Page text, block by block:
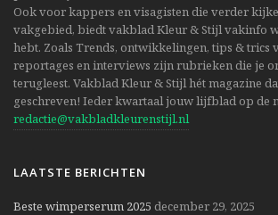
Ook voor kappers en visagisten die verder
vakgebied, biedt vakblad Kleur & Stijl vakinfo
hebt. Zoals Trends, ontwikkelingen, tips & trics
reportages en interviews zijn rubrieken die je
terugleest. Vakblad Kleur & Stijl hét magazine
geschreven! Ieder kwartaal jouw lijfblad op de
redactie@vakbladkleurenstijl.nl
LAATSTE BERICHTEN
Beste wimperserum 2025 december 29, 2025